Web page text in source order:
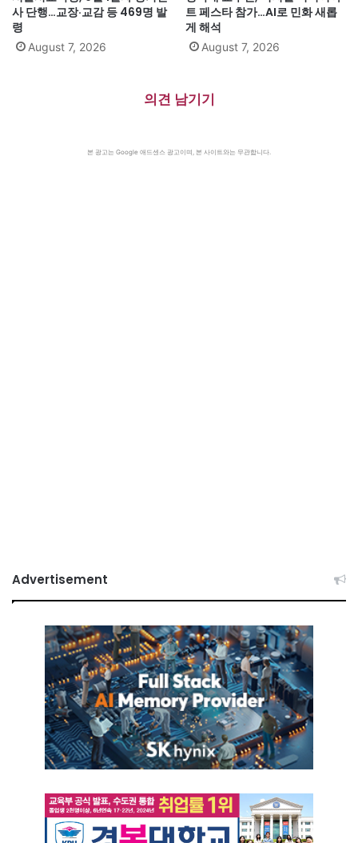
사 단행…교장·교감 등 469명 발
령
August 7, 2026
트 페스타 참가…AI로 민화 새롭
게 해석
August 7, 2026
의견 남기기
본 광고는 Google 애드센스 광고이며, 본 사이트와는 무관합니다.
Advertisement